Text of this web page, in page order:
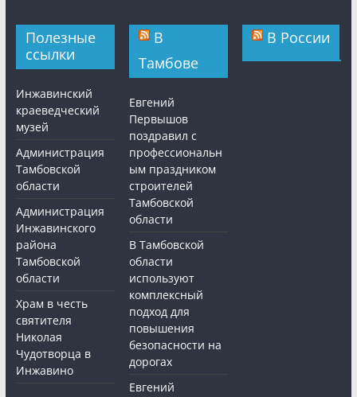
Полезные
ссылки
Инжавинский
краеведческий
музей
Администрация
Тамбовской
области
Администрация
Инжавинского
района
Тамбовской
области
Храм в честь
святителя
Николая
Чудотворца в
Инжавино
В
Тамбове
Евгений
Первышов
поздравил с
профессиональн
ым праздником
строителей
Тамбовской
области
В Тамбовской
области
используют
комплексный
подход для
повышения
безопасности на
дорогах
Евгений
В России